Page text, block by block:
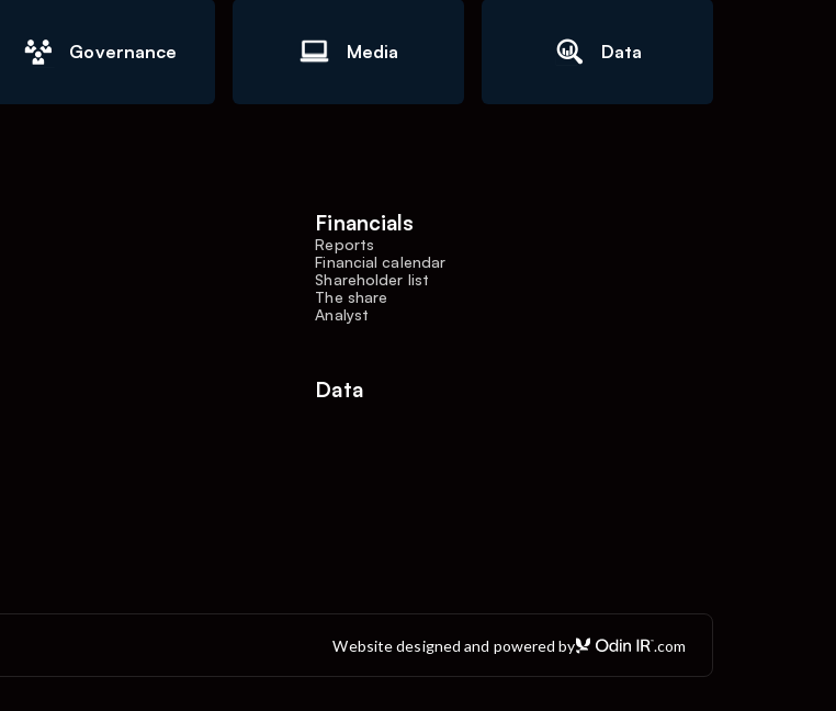
Governance Media Data
Financials
Reports
Financial calendar
Shareholder list
The share
Analyst
Data
Website designed and powered by .com